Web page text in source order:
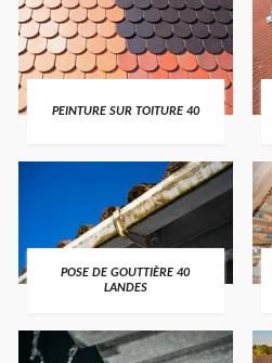
PEINTURE SUR TOITURE 40
POSE DE GOUTTIÈRE 40
LANDES